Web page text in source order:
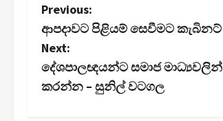
P
o
s
Previous:
ආපදාවට පිළියම් සෙවීමට
Next:
දේශපාලඥයන්ට සමාජ
කරන්න – සුනිල් වටගල